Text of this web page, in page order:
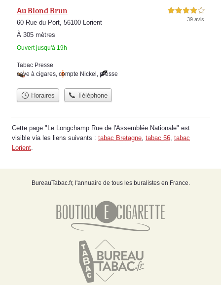
Au Blond Brun
60 Rue du Port, 56100 Lorient
À 305 mètres
Ouvert jusqu'à 19h
4,0 étoiles sur 5
39 avis
Tabac Presse
cave à cigares, compte Nickel , presse
Horaires Téléphone
Cette page "Le Longchamp Rue de l'Assemblée Nationale" est
visible via les liens suivants : tabac Bretagne, tabac 56, tabac
Lorient.
BureauTabac.fr, l'annuaire de tous les buralistes en France.